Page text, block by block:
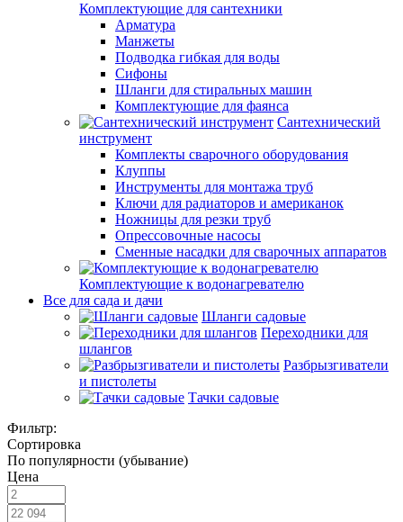
Комплектующие для сантехники
Арматура
Манжеты
Подводка гибкая для воды
Сифоны
Шланги для стиральных машин
Комплектующие для фаянса
Сантехнический
инструмент
Комплекты сварочного оборудования
Клуппы
Инструменты для монтажа труб
Ключи для радиаторов и американок
Ножницы для резки труб
Опрессовочные насосы
Сменные насадки для сварочных аппаратов
Комплектующие к водонагревателю
Все для сада и дачи
Шланги садовые
Переходники для
шлангов
Разбрызгиватели
и пистолеты
Тачки садовые
Фильтр:
Сортировка
По популярности (убывание)
Цена